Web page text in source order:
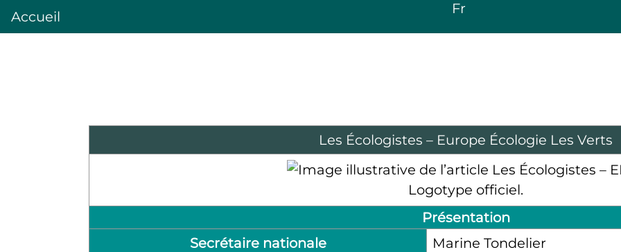
Accueil Fr
Les Écologistes – Europe Écologie Les Verts
Logotype officiel.
Présentation
Secrétaire nationale
Marine Tondelier